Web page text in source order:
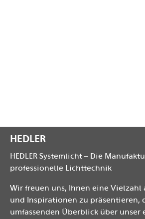
HEDLER
HEDLER Systemlicht – Die
professionelle Lichttechnik
Wir freuen uns, Ihnen eine Vielzahl
und Inspirationen zu präsentieren,
umfassenden Überblick über unser